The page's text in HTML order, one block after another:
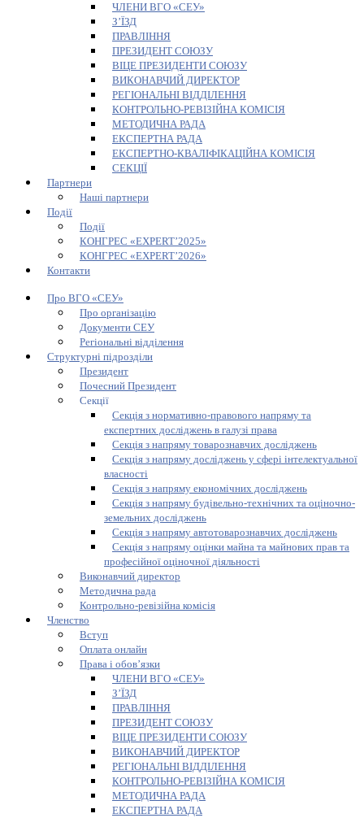
ЧЛЕНИ ВГО «СЕУ»
З’ЇЗД
ПРАВЛІННЯ
ПРЕЗИДЕНТ СОЮЗУ
ВІЦЕ ПРЕЗИДЕНТИ СОЮЗУ
ВИКОНАВЧИЙ ДИРЕКТОР
РЕГІОНАЛЬНІ ВІДДІЛЕННЯ
КОНТРОЛЬНО-РЕВІЗІЙНА КОМІСІЯ
МЕТОДИЧНА РАДА
ЕКСПЕРТНА РАДА
ЕКСПЕРТНО-КВАЛІФІКАЦІЙНА КОМІСІЯ
СЕКЦІЇ
Партнери
Наші партнери
Події
Події
КОНГРЕС «EXPERT’2025»
КОНГРЕС «EXPERT’2026»
Контакти
Про ВГО «СЕУ»
Про організацію
Документи СЕУ
Регіональні відділення
Структурні підрозділи
Президент
Почесний Президент
Секції
Секція з нормативно-правового напряму та
експертних досліджень в галузі права
Секція з напряму товарознавчих досліджень
Секція з напряму досліджень у сфері інтелектуальної
власності
Секція з напряму економічних досліджень
Секція з напряму будівельно-технічних та оціночно-
земельних досліджень
Секція з напряму автотоварознавчих досліджень
Секція з напряму оцінки майна та майнових прав та
професійної оціночної діяльності
Виконавчий директор
Методична рада
Контрольно-ревізійна комісія
Членство
Вступ
Оплата онлайн
Права і обов’язки
ЧЛЕНИ ВГО «СЕУ»
З’ЇЗД
ПРАВЛІННЯ
ПРЕЗИДЕНТ СОЮЗУ
ВІЦЕ ПРЕЗИДЕНТИ СОЮЗУ
ВИКОНАВЧИЙ ДИРЕКТОР
РЕГІОНАЛЬНІ ВІДДІЛЕННЯ
КОНТРОЛЬНО-РЕВІЗІЙНА КОМІСІЯ
МЕТОДИЧНА РАДА
ЕКСПЕРТНА РАДА